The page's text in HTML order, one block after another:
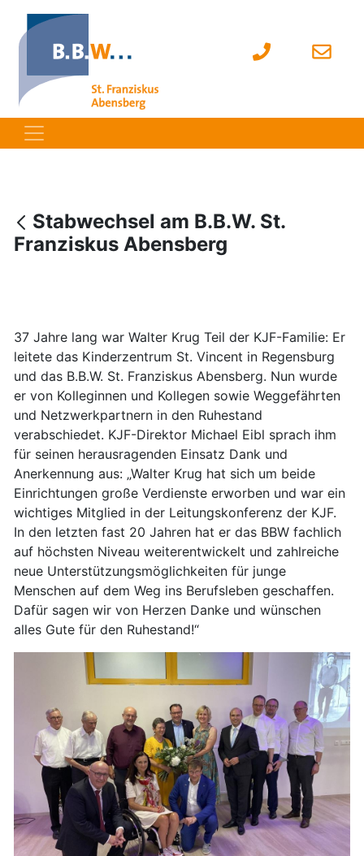
Stabwechsel am B.B.W. St.
Franziskus Abensberg
37 Jahre lang war Walter Krug Teil der KJF-Familie: Er
leitete das Kinderzentrum St. Vincent in Regensburg
und das B.B.W. St. Franziskus Abensberg. Nun wurde
er von Kolleginnen und Kollegen sowie Weggefährten
und Netzwerkpartnern in den Ruhestand
verabschiedet. KJF-Direktor Michael Eibl sprach ihm
für seinen herausragenden Einsatz Dank und
Anerkennung aus: „Walter Krug hat sich um beide
Einrichtungen große Verdienste erworben und war ein
wichtiges Mitglied in der Leitungskonferenz der KJF.
In den letzten fast 20 Jahren hat er das BBW fachlich
auf höchsten Niveau weiterentwickelt und zahlreiche
neue Unterstützungsmöglichkeiten für junge
Menschen auf dem Weg ins Berufsleben geschaffen.
Dafür sagen wir von Herzen Danke und wünschen
alles Gute für den Ruhestand!“